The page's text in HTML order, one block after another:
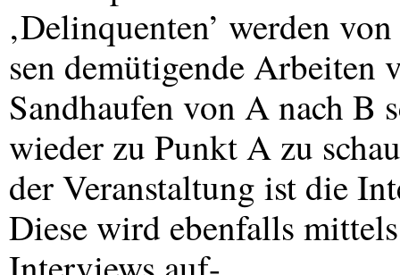
‚Delinquenten’ werden
sen demütigende Arbeiten
Sandhaufen von A nach B
wieder zu Punkt A zu
der Veranstaltung ist die
Diese wird ebenfalls